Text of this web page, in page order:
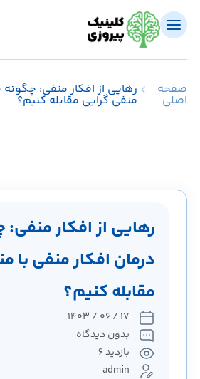
صفحه
اصلی
رهایی از افکار منفی: چگونه
منفی گرایی مقابله کنیم؟
رهایی از افکار منفی:
درمان افکار منفی با
مقابله کنیم؟
۱۷ / ۰۶ / ۱۴۰۳
بدون دیدگاه
بازدید 6
admin